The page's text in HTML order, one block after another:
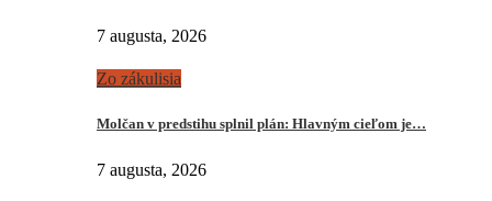
7 augusta, 2026
Zo zákulisia
Molčan v predstihu splnil plán: Hlavným cieľom je…
7 augusta, 2026